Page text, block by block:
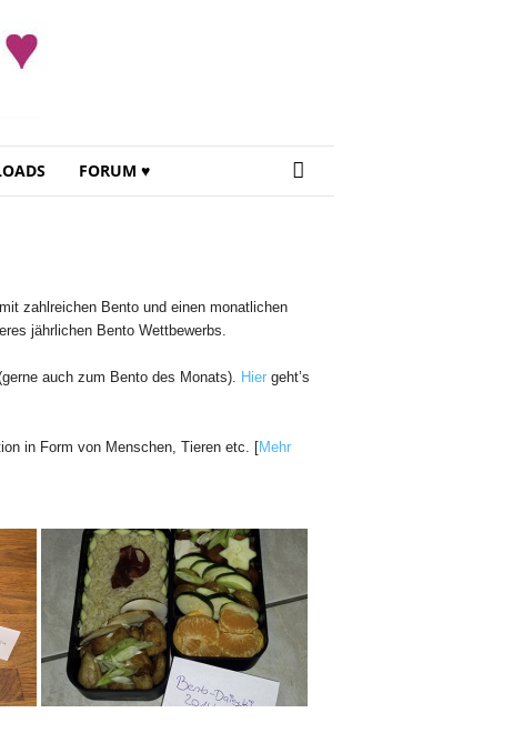
FORUM ♥
zahlreichen Bento und einen monatlichen
jährlichen Bento Wettbewerbs.
auch zum Bento des Monats). Hiergeht’s
in Form von Menschen, Tieren etc. [Mehr